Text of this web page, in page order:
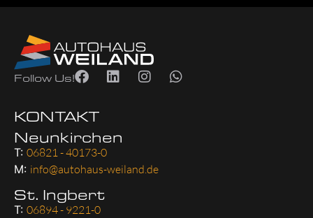
Follow Us!
KONTAKT
Neunkirchen
T: 06821 - 40173-0
M: info@autohaus-weiland.de
St. Ingbert
T: 06894 - 9221-0